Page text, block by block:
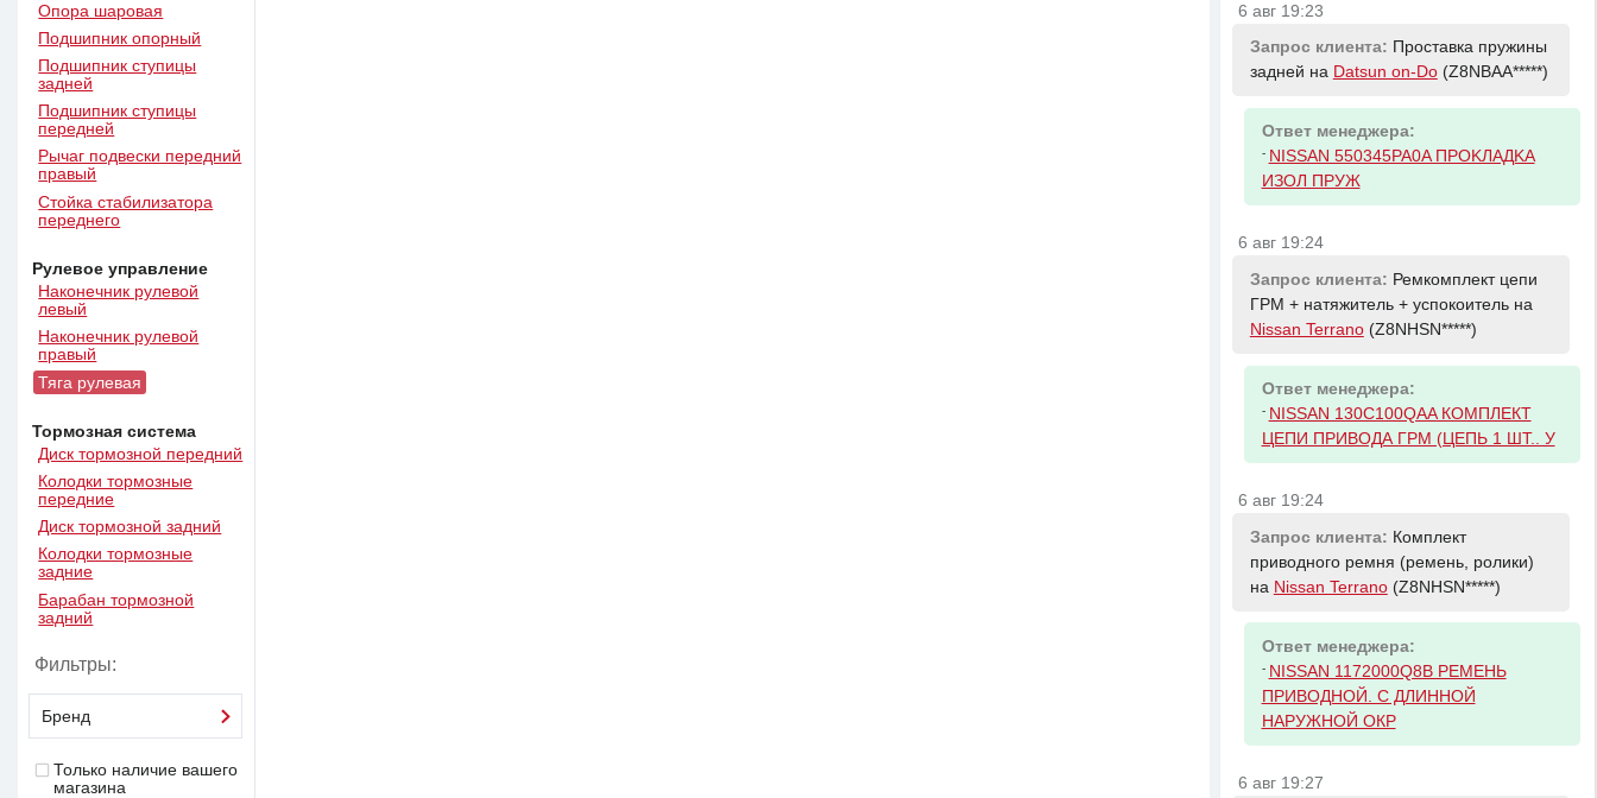
Опора шаровая
Подшипник опорный
Подшипник ступицы
задней
Подшипник ступицы
передней
Рычаг подвески передний
правый
Стойка стабилизатора
переднего
Рулевое управление
Наконечник рулевой
левый
Наконечник рулевой
правый
Тяга рулевая
Тормозная система
Диск тормозной передний
Колодки тормозные
передние
Диск тормозной задний
Колодки тормозные
задние
Барабан тормозной
задний
Фильтры:
Бренд
Только наличие вашего
магазина
6 авг 19:23
Запрос клиента: Проставка пружины
задней на Datsun on-Do(Z8NBAA*****)
Ответ менеджера:
- NISSAN 550345PA0A ПPOKЛAДKA
ИЗOЛ ПPУЖ
6 авг 19:24
Запрос клиента: Ремкомплект цепи
ГРМ + натяжитель + успокоитель на
Nissan Terrano(Z8NHSN*****)
Ответ менеджера:
- NISSAN 130C100QAA КОМПЛЕКТ
ЦЕПИ ПРИВОДА ГРМ (ЦЕПЬ 1 ШТ.. У
6 авг 19:24
Запрос клиента: Комплект
приводного ремня (ремень, ролики)
на Nissan Terrano(Z8NHSN*****)
Ответ менеджера:
- NISSAN 1172000Q8B РЕМЕНЬ
ПРИВОДНОЙ. С ДЛИННОЙ
НАРУЖНОЙ ОКР
6 авг 19:27